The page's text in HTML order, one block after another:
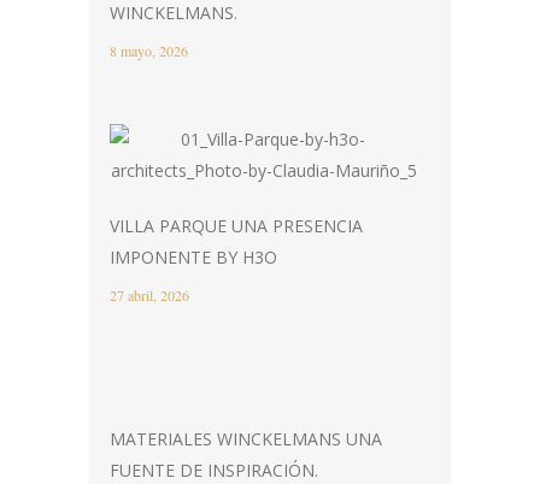
WINCKELMANS.
8 mayo, 2026
VILLA PARQUE UNA PRESENCIA
IMPONENTE BY H3O
27 abril, 2026
MATERIALES WINCKELMANS UNA
FUENTE DE INSPIRACIÓN.